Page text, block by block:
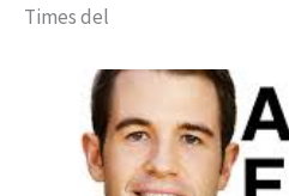
Times del